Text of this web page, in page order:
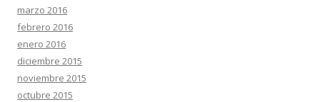
marzo 2016
febrero 2016
enero 2016
diciembre 2015
noviembre 2015
octubre 2015